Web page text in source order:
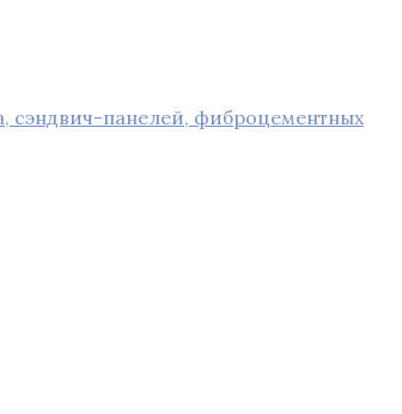
сэндвич-панелей, фиброцементных